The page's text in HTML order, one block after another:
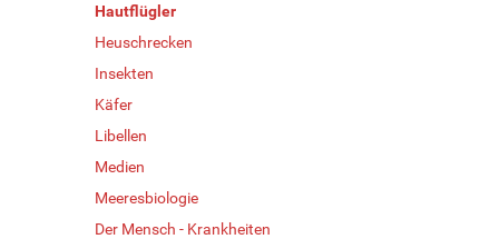
Hautflügler
Heuschrecken
Insekten
Käfer
Libellen
Medien
Meeresbiologie
Der Mensch - Krankheiten